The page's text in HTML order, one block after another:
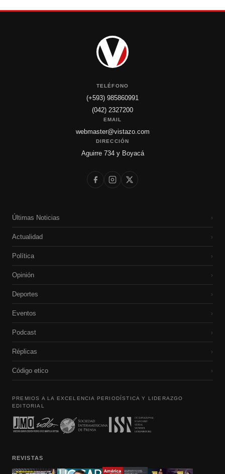
TELÉFONO
(+593) 985860991
(042) 2327200
EMAIL
webmaster@vistazo.com
DIRECCIÓN
Aguirre 734 y Boyacá
Últimas Noticias ›
Actualidad ›
Política ›
Opinión ›
Deportes ›
Eventos ›
Podcast ›
Réplicas ›
Código etico ›
PREMIOS A LA EXCELENCIA PERIODÍSTICA Y LIDERAZGO
EDITORIAL
REVISTAS